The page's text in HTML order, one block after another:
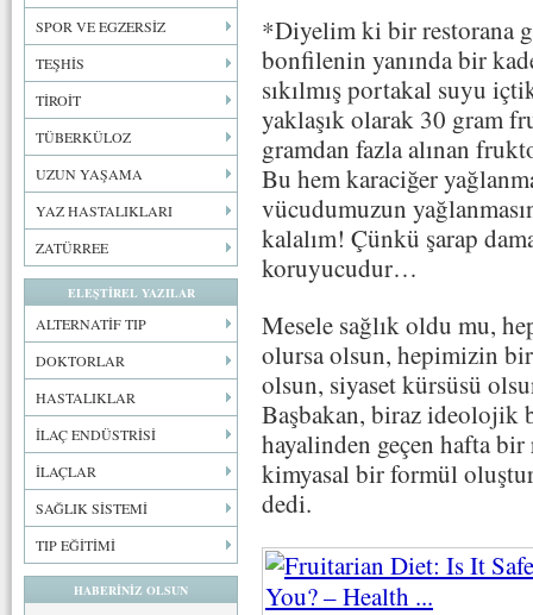
SPOR VE EGZERSİZ
TEŞHİS
TİROİT
TÜBERKÜLOZ
UZUN YAŞAMA
YAZ HASTALIKLARI
ZATÜRREE
ELEŞTİREL YAZILAR
ALTERNATİF TIP
DOKTORLAR
HASTALIKLAR
İLAÇ ENDÜSTRİSİ
İLAÇLAR
SAĞLIK SİSTEMİ
TIP EĞİTİMİ
HABERİNİZ OLSUN
*Diyelim ki bir restorana
bonfilenin yanında bir
sıkılmış portakal suyu
yaklaşık olarak 30 gram
gramdan fazla alınan
Bu hem karaciğer
vücudumuzun
kalalım! Çünkü şarap
koruyucudur…
Mesele sağlık oldu mu,
olursa olsun, hepimizin
olsun, siyaset kürsüsü
Başbakan, biraz ideolojik
hayalinden geçen hafta
kimyasal bir formül
dedi.